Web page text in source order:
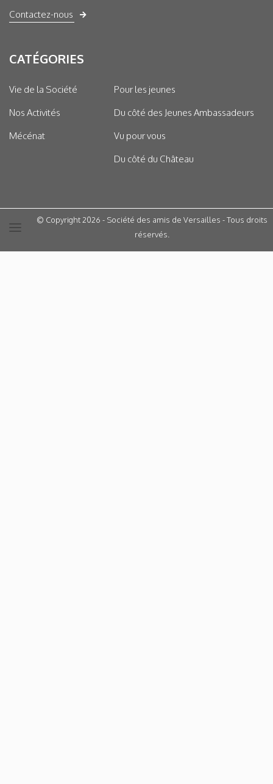
Contactez-nous
CATÉGORIES
Vie de la Société
Nos Activités
Mécénat
Pour les jeunes
Du côté des Jeunes Ambassadeurs
Vu pour vous
Du côté du Château
© Copyright 2026 - Société des amis de Versailles - Tous droits
réservés.